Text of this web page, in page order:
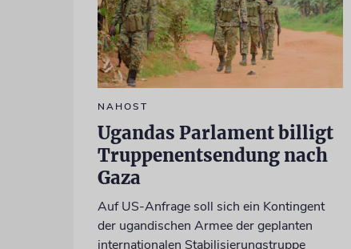
NAHOST
Ugandas Parlament billigt
Truppenentsendung nach
Gaza
Auf US-Anfrage soll sich ein Kontingent
der ugandischen Armee der geplanten
internationalen Stabilisierungstruppe